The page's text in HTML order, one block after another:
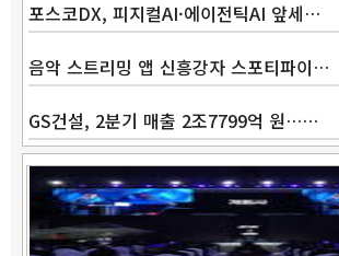
포스코DX, 피지컬AI·에이전틱AI 앞세…
음악 스트리밍 앱 신흥강자 스포티파이…
GS건설, 2분기 매출 2조7799억 원……